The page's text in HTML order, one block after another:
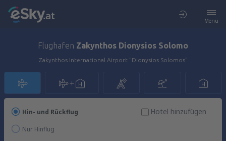
Menü
Flughafen Zakynthos Dionysios Solomo
Zakynthos International Airport "Dionysios Solomos"
Hin- und Rückflug
Nur Hinflug
Hotel hinzufügen